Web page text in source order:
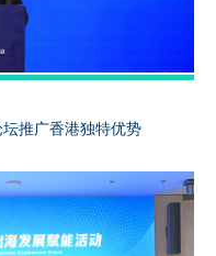
推广香港独特优势